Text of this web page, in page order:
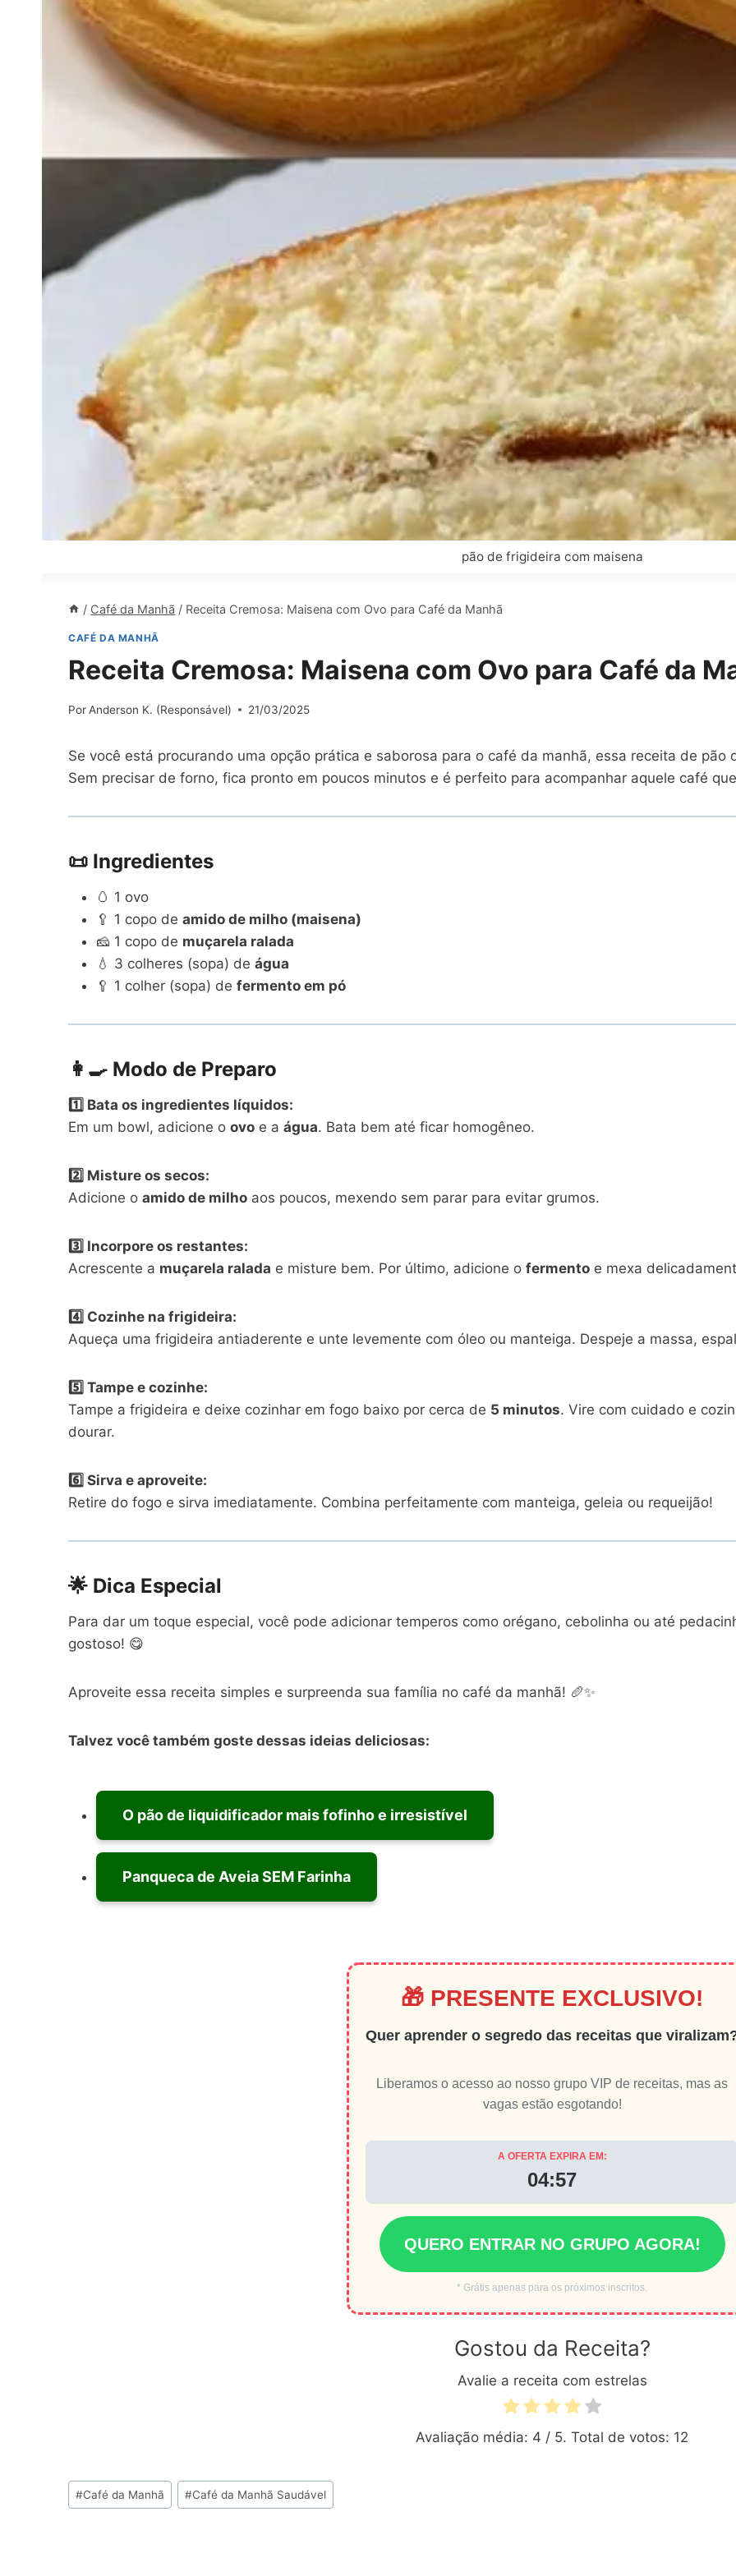
pão de frigideira com maisena
/ Café da Manhã / Receita Cremosa: Maisena com Ovo para Café da Manhã
CAFÉ DA MANHÃ
Receita Cremosa: Maisena com Ovo para Café da
Por Anderson K. (Responsável) 21/03/2025
Se você está procurando uma opção prática e saborosa para o café da manhã, essa receita de
Sem precisar de forno, fica pronto em poucos minutos e é perfeito para acompanhar aquele café
📜 Ingredientes
🥚 1 ovo
🥄 1 copo de amido de milho (maisena)
🧀 1 copo de muçarela ralada
💧 3 colheres (sopa) de água
🥄 1 colher (sopa) de fermento em pó
👩‍🍳 Modo de Preparo
1️⃣ Bata os ingredientes líquidos:
Em um bowl, adicione o ovo e a água. Bata bem até ficar homogêneo.
2️⃣ Misture os secos:
Adicione o amido de milho aos poucos, mexendo sem parar para evitar grumos.
3️⃣ Incorpore os restantes:
Acrescente a muçarela ralada e misture bem. Por último, adicione o fermento e mexa
4️⃣ Cozinhe na frigideira:
Aqueça uma frigideira antiaderente e unte levemente com óleo ou manteiga. Despeje a massa,
5️⃣ Tampe e cozinhe:
Tampe a frigideira e deixe cozinhar em fogo baixo por cerca de 5 minutos. Vire com cuidado e
dourar.
6️⃣ Sirva e aproveite:
Retire do fogo e sirva imediatamente. Combina perfeitamente com manteiga, geleia ou requeijão!
🌟 Dica Especial
Para dar um toque especial, você pode adicionar temperos como orégano, cebolinha ou até
gostoso! 😋
Aproveite essa receita simples e surpreenda sua família no café da manhã! 🥖✨
Talvez você também goste dessas ideias deliciosas:
O pão de liquidificador mais fofinho e irresistível
Panqueca de Aveia SEM Farinha
🎁 PRESENTE EXCLUSIVO!
Quer aprender o segredo das receitas que
Liberamos o acesso ao nosso grupo VIP de receitas, mas as
vagas estão esgotando!
A OFERTA EXPIRA EM:
04:55
QUERO ENTRAR NO GRUPO AGORA!
* Grátis apenas para os próximos inscritos.
Gostou da Receita?
Avalie a receita com estrelas
Avaliação média: 4 / 5. Total de votos: 12
Tags
do
#Café da Manhã #Café da Manhã Saudável